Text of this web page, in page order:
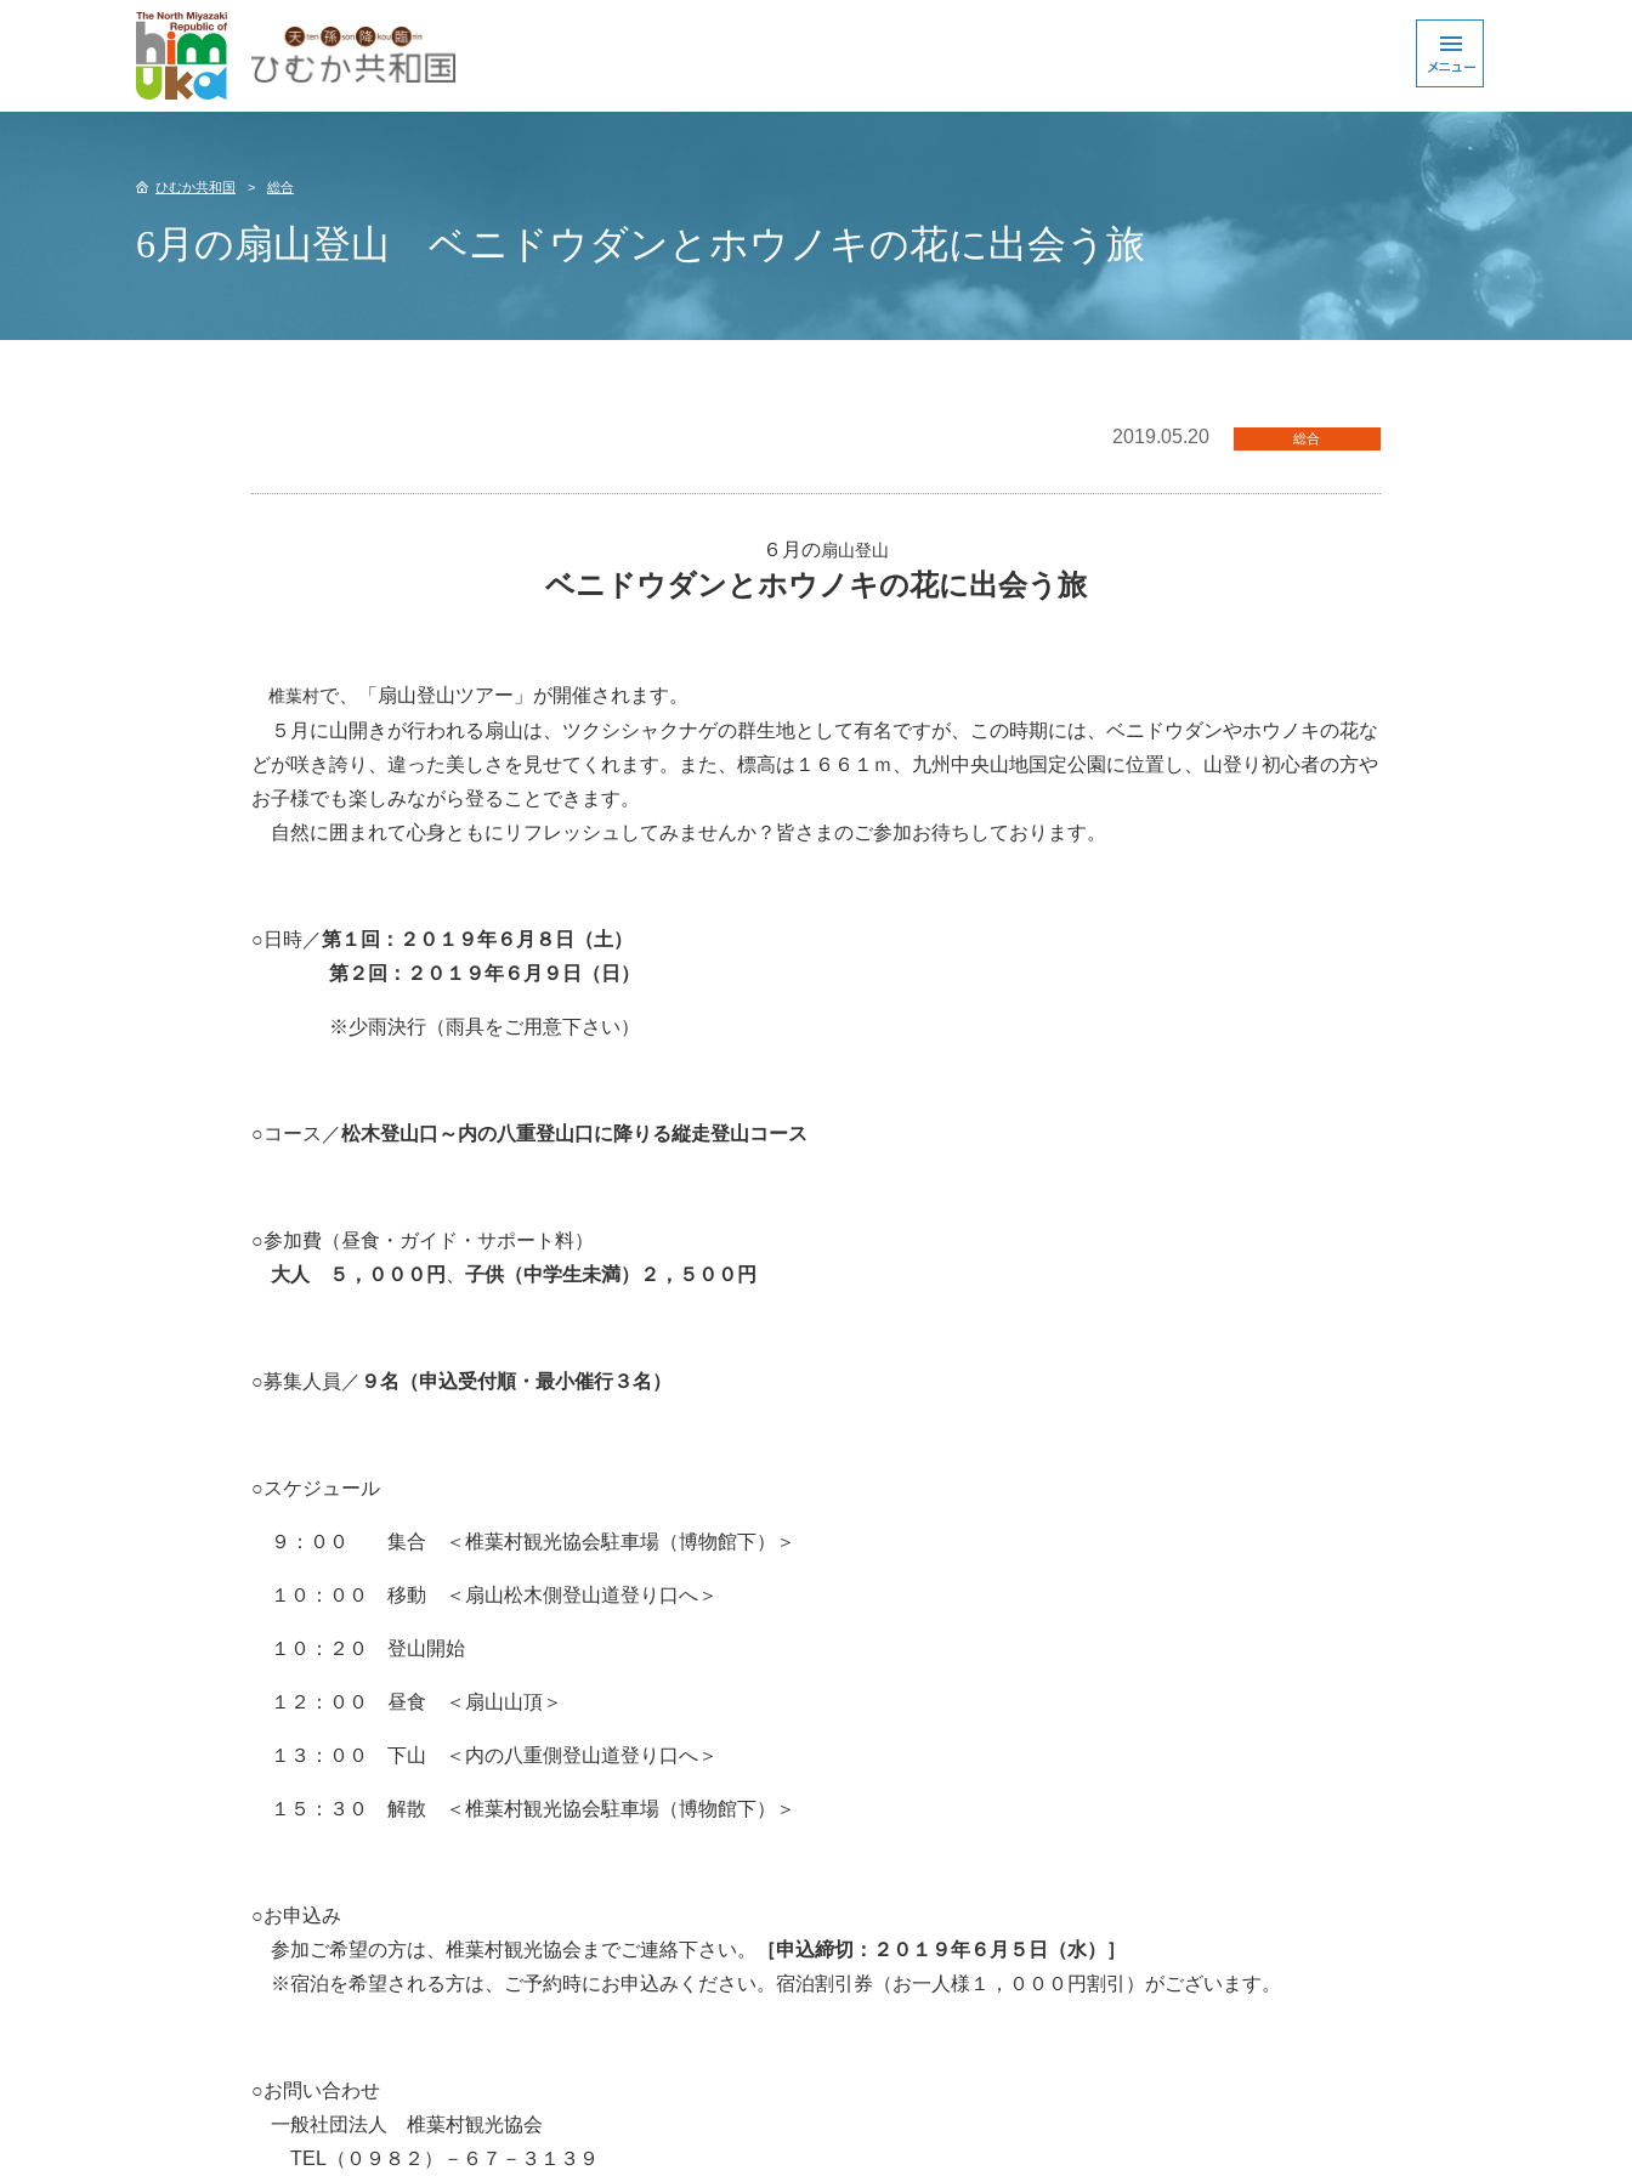
ひむか共和国 総合
6月の扇山登山 ベニドウダンとホウノキの花に出会う旅
2019.05.20 総合
６月の扇山登山
ベニドウダンとホウノキの花に出会う 旅
椎葉村で
「扇山登山ツアー」が開催されます。
５月に山開きが行われる扇山は、 ツクシシャクナゲの群生地として有名ですが、 この時期には、 ベニドウダンやホウノキの花な
どが咲き誇り、 違った美しさを見せてくれます。 また 標高は１６６１ｍ、 九州中央山地国定公園に位置し、山登り初心者の方や
お子様でも楽しみながら登る ことでき ます。
自然に 囲まれて心身ともに リフレッシュしてみ ませんか？皆さまのご参加お待ちしております。
○ 日 時 ／第 １回：２０１９年６月８日（土）
第２回 ： ２０１９年 ６月９日（日 ）
※少雨決行 （雨具をご用意下さい）
○コース ／松木登山口～内の八重登山口に降りる縦走登山コース
○参加費 （昼食・ガイド・サポート 料）
大人
５，０００円 子供 （中学生未満） ２，５００円
○募集人員／ ９名（申込受付順・最小催行３名 ）
○スケジュール
９：００ 集合 ＜ 椎葉村観光協会駐車場（博物館下）＞
１０：００ 移動 ＜扇山松木側登山道登り口へ＞
１０：２０ 登山開始
１２：００ 昼食 ＜扇山山頂＞
１３：００ 下山 ＜内の八重側登山道登り口へ＞
１５：３０ 解散 ＜椎葉村観光協会駐車場 （博物館下）＞
○お申込み
参加ご希望の方は、 椎葉村観光協会 までご連絡下さい。 ［申込締切： ２０１９年 ６月 ５日 （水）
］
※宿泊を希望される方は、ご予約時にお申込みください。宿泊割引券 （お一人様 １，０００ 円割引 ） がございます。
○お問い合わせ
一般社団法人 椎葉村観光協会
TEL （０９８２）－６７－３１３ ９